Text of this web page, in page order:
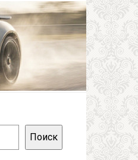
Поиск